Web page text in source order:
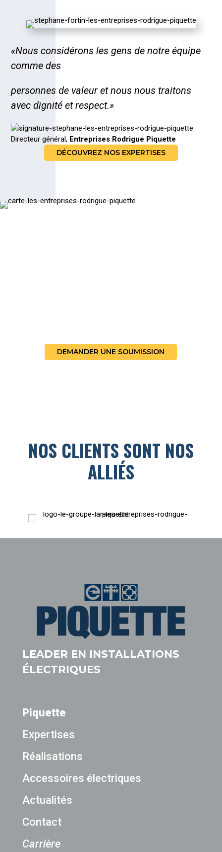
«Nous considérons les gens de notre équipe
comme des
personnes de valeur et nous nous traitons
avec dignité et respect.»
Directeur général, Entreprises Rodrigue Piquette
DÉCOUVREZ NOS EXPERTISES
DEMANDER UNE SOUMISSION
NOS CLIENTS SONT NOS
ALLIÉS
LEADER EN INSTALLATIONS
ÉLECTRIQUES
Piquette
Expertises
Réalisations
Accessoires électriques
Actualités
Contact
Carrière